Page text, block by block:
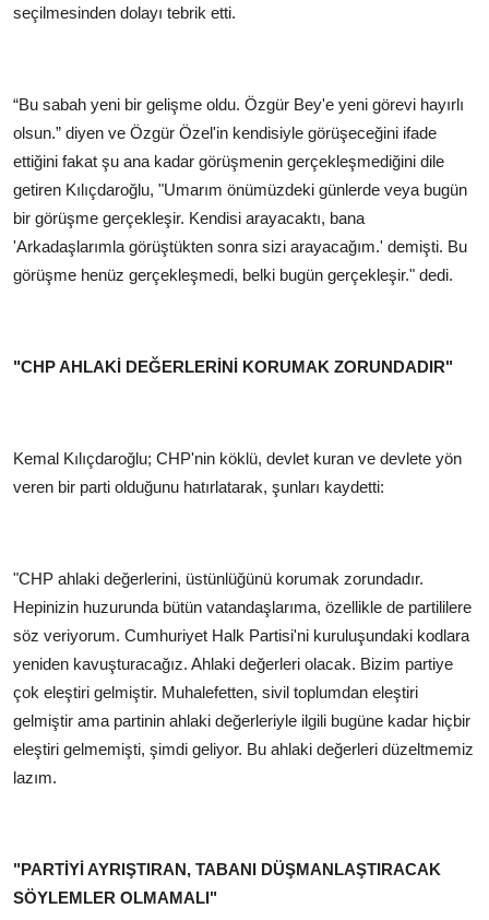
seçilmesinden dolayı tebrik etti.
“Bu sabah yeni bir gelişme oldu. Özgür Bey'e yeni görevi hayırlı
olsun.” diyen ve Özgür Özel'in kendisiyle görüşeceğini ifade
ettiğini fakat şu ana kadar görüşmenin gerçekleşmediğini dile
getiren Kılıçdaroğlu, "Umarım önümüzdeki günlerde veya bugün
bir görüşme gerçekleşir. Kendisi arayacaktı, bana
'Arkadaşlarımla görüştükten sonra sizi arayacağım.' demişti. Bu
görüşme henüz gerçekleşmedi, belki bugün gerçekleşir." dedi.
"CHP AHLAKİ DEĞERLERİNİ KORUMAK ZORUNDADIR"
Kemal Kılıçdaroğlu; CHP'nin köklü, devlet kuran ve devlete yön
veren bir parti olduğunu hatırlatarak, şunları kaydetti:
"CHP ahlaki değerlerini, üstünlüğünü korumak zorundadır.
Hepinizin huzurunda bütün vatandaşlarıma, özellikle de partililere
söz veriyorum. Cumhuriyet Halk Partisi'ni kuruluşundaki kodlara
yeniden kavuşturacağız. Ahlaki değerleri olacak. Bizim partiye
çok eleştiri gelmiştir. Muhalefetten, sivil toplumdan eleştiri
gelmiştir ama partinin ahlaki değerleriyle ilgili bugüne kadar hiçbir
eleştiri gelmemişti, şimdi geliyor. Bu ahlaki değerleri düzeltmemiz
lazım.
"PARTİYİ AYRIŞTIRAN, TABANI DÜŞMANLAŞTIRACAK
SÖYLEMLER OLMAMALI"